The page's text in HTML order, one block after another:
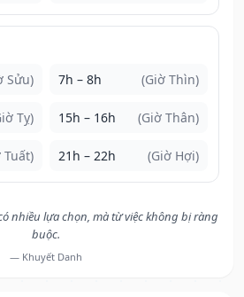
Sửu) 7h – 8h (Giờ Thìn)
Tỵ) 15h – 16h (Giờ Thân)
Tuất) 21h – 22h (Giờ Hợi)
nhiều lựa chọn, mà từ việc không bị ràng
buộc.
— Khuyết Danh